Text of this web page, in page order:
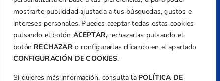
mostrarte publicidad ajustada a tus búsquedas, gustos e
intereses personales. Puedes aceptar todas estas cookies
pulsando el botón ACEPTAR, rechazarlas pulsando el
botón RECHAZARo configurarlas clicando en el apartado
CONFIGURACIÓN DE COOKIES.
Si quieres más información, consulta la POLÍTICA DE
Política de Privacidad
Transparencia
Normativa
Federación